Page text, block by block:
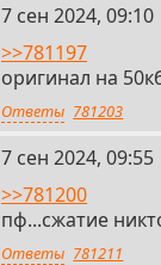
13
7 сен 2024, 09:10
>>781197
оригинал на
Ответы 781203
14
7 сен 2024, 09:55
>>781200
пф...сжатие
Ответы 781211